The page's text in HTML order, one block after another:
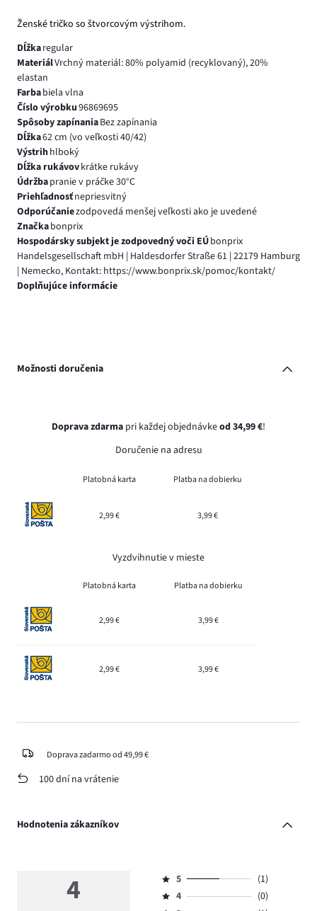
Ženské tričko so štvorcovým výstrihom.
Dĺžkaregular
MateriálVrchný materiál: 80% polyamid (recyklovaný), 20%
elastan
Farbabiela vlna
Číslo výrobku96869695
Spôsoby zapínaniaBez zapínania
Dĺžka62 cm (vo veľkosti 40/42)
Výstrihhlboký
Dĺžka rukávovkrátke rukávy
Údržbapranie v práčke 30°C
Priehľadnosťnepriesvitný
Odporúčaniezodpovedá menšej veľkosti ako je uvedené
Značkabonprix
Hospodársky subjekt je zodpovedný voči EÚbonprix
Handelsgesellschaft mbH | Haldesdorfer Straße 61 | 22179 Hamburg
| Nemecko, Kontakt: https://www.bonprix.sk/pomoc/kontakt/
Doplňujúce informácie
Možnosti doručenia
Doprava zdarma pri každej objednávkeod 34,99 €!
Doručenie na adresu
Platobná karta Platba na dobierku
2,99 € 3,99 €
Vyzdvihnutie v mieste
Platobná karta Platba na dobierku
2,99 € 3,99 €
2,99 € 3,99 €
Doprava zadarmo od 49,99 €
100 dní na vrátenie
Hodnotenia zákazníkov
4
Hodnotenie
5,
5
(1)
Hodnotenie
4
(0)